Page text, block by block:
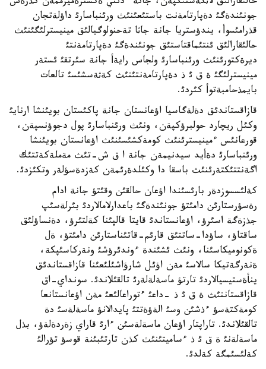
جونئندةگئ دةپارتامةنت باستئعئنئث ورئنباسارئ داؤلةتجان
قذرامئسوأ، يندؤستريا جانة جاثا تةحنولوگيالئق مينيسترلئگئنئث
حالئقارالئق ئنتئماقتاستئق جونئندةگئ دةپارتامةنتئ
ديرةكتورئنئث ورئنباسارئ ولجاس رايةأ جانة سئرتقئ ئستةر
مينيسترلئگئ ة ق ئ ذ دةپارتامةنتئنئث كةثةسشئسئ تالعات
بايمذحامبةتوأ كئردئ.
قازاقستاندئق دةلةگاسيا اؤعانستان جانة پاكئستان بويئنشا ارنايئ
وكئل ريچارد حولبرؤكپةن، ونئث ورئنباسارئ پول دجوؤنسپةن،
قورعانئس ءمينيسترئنئث كومةكشئسئنئث اؤعانستان بويئنشا
ورئنباسارئ دةأيد سيدنيمةن جانة ا ق ش-تئث مةملةكةتتئك
اگةنتتئكتةرئنئث باسقا دا وكئلدةرئمةن كةزدةسؤلةر وتكئزدئ.
كةلئسسوزدةر بارئسئندا اؤعان حالقئن وقئتؤ جانة ادام
رةسؤرستارئن دامئتؤ جونئندةگئ باعدارلامالاردئ بئرلةسئپ
جذزةگة اسئرؤ، اؤعانستاندئ قايتا قالپئنا كةلتئرؤ، دةنساؤلئق
ساقتاؤ، ساؤدا-ساتتئق قارئم-قاتئناستارئن دامئتؤ، ةل
ةكونوميكاسئنا، ونئث ئشئندة ءوندئرؤشئ ونةركاسئپكة،
ةنةرگةتيكا سالاسئ مةن اؤئل شارؤاشئلئعئنا قازاقستاندئق
ينأةستيسيالاردئ تارتؤ ماسةلةلةرئ تالقئلاندئ. سونداي-اق
قازاقستاننئث ة ق ئ ذ -داعئ ءتوراعالئعئ مةن اؤعانستانعا
كومةكتةسؤ ءذشئن وسئ الةؤةتتئ پايدالانؤ ماسةلةسئ دة
تالقئلاندئ. تاراپتار اؤعان ماسةلةسئن ءارئ قاراي زةردةلةؤ، بذل
ماسةلةنئ ة ق ئ ذ ءساميتئنئث كذن تارتئبئنة قوسؤ تؤرالئ
كةلئسئمگة كةلدئ.